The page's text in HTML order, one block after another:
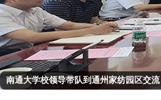
南通大学校领导带队到通州家纺园区交流